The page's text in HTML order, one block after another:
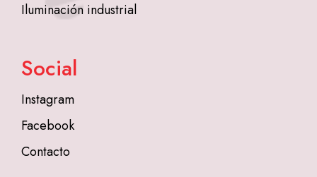
Iluminación industrial
Social
Instagram
Facebook
Contacto